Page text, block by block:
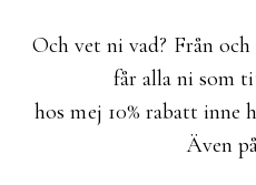
Och vet ni vad? Från
får alla ni som
hos mej 10% rabatt inne
Även